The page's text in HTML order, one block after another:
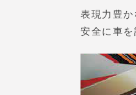
表現力豊
安全に車